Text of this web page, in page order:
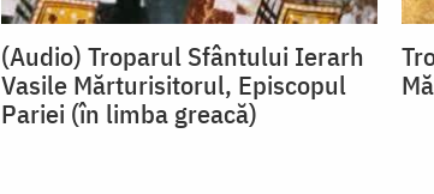
(Audio) Troparul Sfântului Ierarh
Vasile Mărturisitorul, Episcopul
Pariei (în limba greacă)